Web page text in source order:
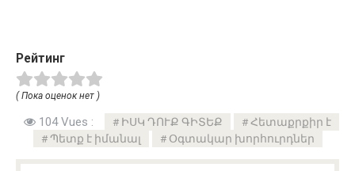
Рейтинг
( Пока оценок нет )
104 Vues : ԻՍԿ ԴՈՒՔ ԳԻՏԵՔ
Հետաքրքիր է
Պետք է իմանալ
Օգտակար խորհուրդներ